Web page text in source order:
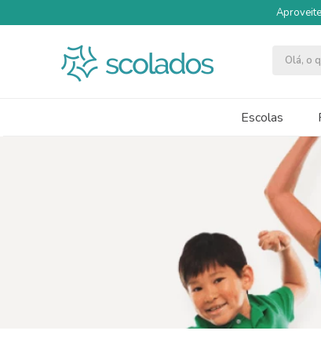
Aproveite
Olá, o
Escolas
quimica moderna
papel cartão fosco 240g 50x70
massa modelar acrilex soft 500g
cartolina dupla face
pincel
tinta guache 250ml